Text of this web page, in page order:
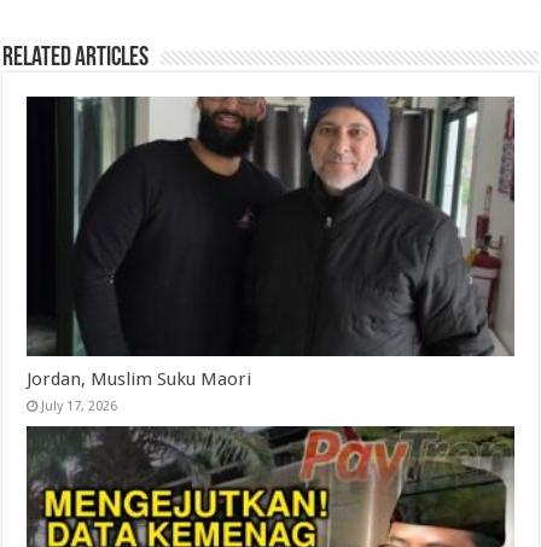
Related Articles
Jordan, Muslim Suku Maori
July 17, 2026